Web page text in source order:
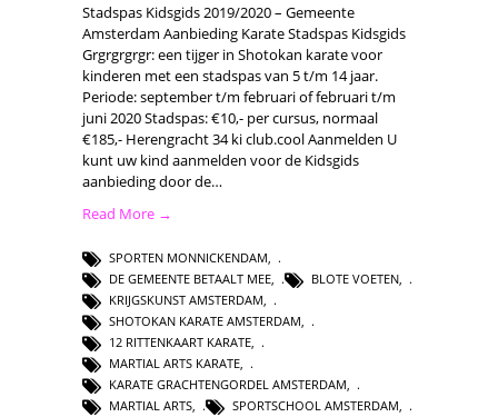
Stadspas Kidsgids 2019/2020 – Gemeente
Amsterdam Aanbieding Karate Stadspas Kidsgids
Grgrgrgrgr: een tijger in Shotokan karate voor
kinderen met een stadspas van 5 t/m 14 jaar.
Periode: september t/m februari of februari t/m
juni 2020 Stadspas: €10,- per cursus, normaal
€185,- Herengracht 34 ki club.cool Aanmelden U
kunt uw kind aanmelden voor de Kidsgids
aanbieding door de…
Read More →
SPORTEN MONNICKENDAM
DE GEMEENTE BETAALT MEE
BLOTE VOETEN
KRIJGSKUNST AMSTERDAM
SHOTOKAN KARATE AMSTERDAM
12 RITTENKAART KARATE
MARTIAL ARTS KARATE
KARATE GRACHTENGORDEL AMSTERDAM
MARTIAL ARTS, SPORTSCHOOL AMSTERDAM,